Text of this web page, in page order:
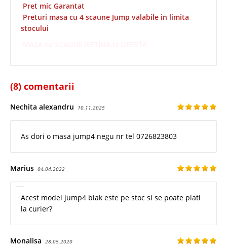
Pret mic Garantat
Preturi masa cu 4 scaune Jump valabile in limita
stocului
(8) comentarii
Nechita alexandru 10.11.2025
As dori o masa jump4 negu nr tel 0726823803
Marius 04.04.2022
Acest model jump4 blak este pe stoc si se poate plati
la curier?
Monalisa 28.05.2020